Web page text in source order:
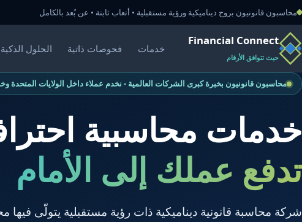
محاسبون قانونيون بروح ديناميكية ورؤية مستقبلية • أتعاب ثابتة • عن بُعد بالكامل
Financial Connect
حيث تتوافق الأرقام
خدمات فحوصات ذاتية الحلول الذكية
محاسبون قانونيون بخبرة كبرى الشركات العالمية - نخدم عملاء داخل الولايات المتحدة
خدمات محاسبية
تدفع عملك إلى الأمام
شركة محاسبة قانونية ديناميكية ذات رؤية مستقبلية يتولّى فيها